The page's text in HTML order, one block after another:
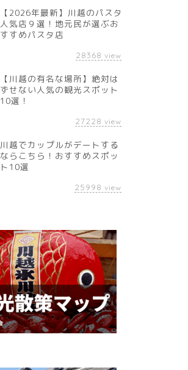
【2026年最新】川越のパスタ
人気店９選！地元民が選ぶお
すすめパスタ店
28368 view
【川越の有名な場所】絶対は
ずせない人気の観光スポット
10選！
27228 view
川越でカップルがデートする
ならこちら！おすすめスポッ
ト10選
25998 view